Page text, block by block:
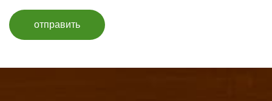
отправить